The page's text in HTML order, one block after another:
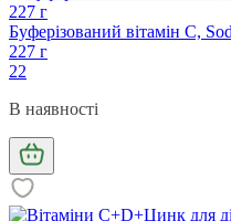
Буферізований вітамін С,
227 г
22
В наявності